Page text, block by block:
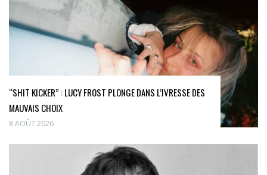
“SHIT KICKER” : LUCY FROST PLONGE DANS L’IVRESSE DES
MAUVAIS CHOIX
8 AOÛT 2026